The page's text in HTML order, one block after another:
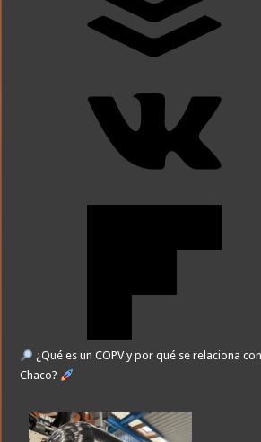
¿Qué es un COPV y por qué se relaciona
Chaco?